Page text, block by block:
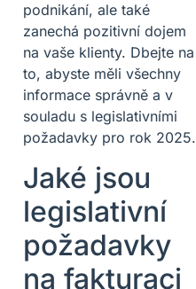
podnikání, ale také
zanechá pozitivní dojem
na vaše klienty. Dbejte na
to, abyste měli všechny
informace správně a v
souladu s legislativními
požadavky pro rok 2025.
Jaké jsou
legislativní
požadavky
na fakturaci